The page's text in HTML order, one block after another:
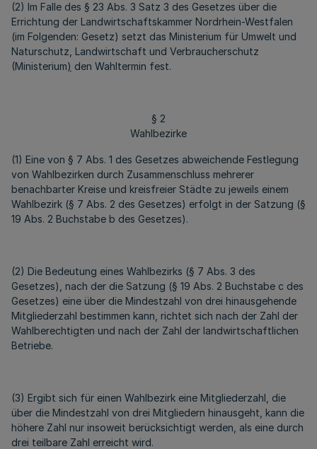
(2) Im Falle des § 23 Abs. 3 Satz 3 des Gesetzes über die
Errichtung der Landwirtschaftskammer Nordrhein-Westfalen
(im Folgenden: Gesetz) setzt das Ministerium für Umwelt und
Naturschutz, Landwirtschaft und Verbraucherschutz
(Ministerium) den Wahltermin fest.
§ 2
Wahlbezirke
(1) Eine von § 7 Abs. 1 des Gesetzes abweichende Festlegung
von Wahlbezirken durch Zusammenschluss mehrerer
benachbarter Kreise und kreisfreier Städte zu jeweils einem
Wahlbezirk (§ 7 Abs. 2 des Gesetzes) erfolgt in der Satzung (§
19 Abs. 2 Buchstabe b des Gesetzes).
(2) Die Bedeutung eines Wahlbezirks (§ 7 Abs. 3 des
Gesetzes), nach der die Satzung (§ 19 Abs. 2 Buchstabe c des
Gesetzes) eine über die Mindestzahl von drei hinausgehende
Mitgliederzahl bestimmen kann, richtet sich nach der Zahl der
Wahlberechtigten und nach der Zahl der landwirtschaftlichen
Betriebe.
(3) Ergibt sich für einen Wahlbezirk eine Mitgliederzahl, die
über die Mindestzahl von drei Mitgliedern hinausgeht, kann die
höhere Zahl nur insoweit berücksichtigt werden, als eine durch
drei teilbare Zahl erreicht wird.